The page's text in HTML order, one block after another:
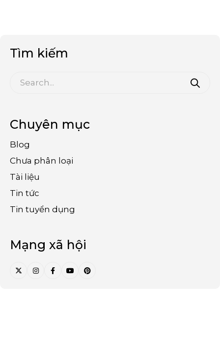
Tìm kiếm
Chuyên mục
Blog
Chưa phân loại
Tài liệu
Tin tức
Tin tuyển dụng
Mạng xã hội